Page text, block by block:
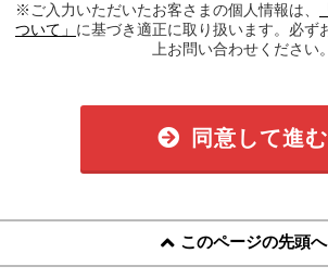
※ご入力いただいたお客さまの個人情報は、
ついて」 に基づき適正に取り扱います。必ず
上お問い合わせください。
同意して進む
このページの先頭へ